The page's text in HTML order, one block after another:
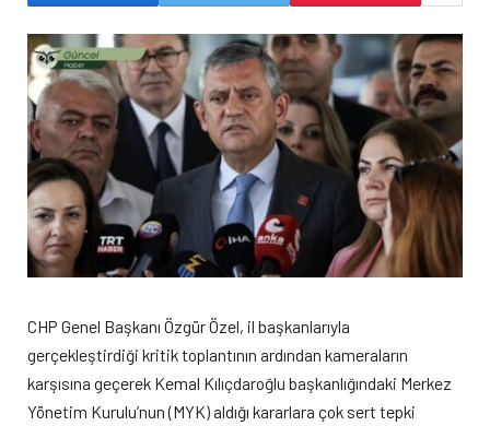
CHP Genel Başkanı Özgür Özel, il başkanlarıyla
gerçekleştirdiği kritik toplantının ardından kameraların
karşısına geçerek Kemal Kılıçdaroğlu başkanlığındaki Merkez
Yönetim Kurulu’nun (MYK) aldığı kararlara çok sert tepki